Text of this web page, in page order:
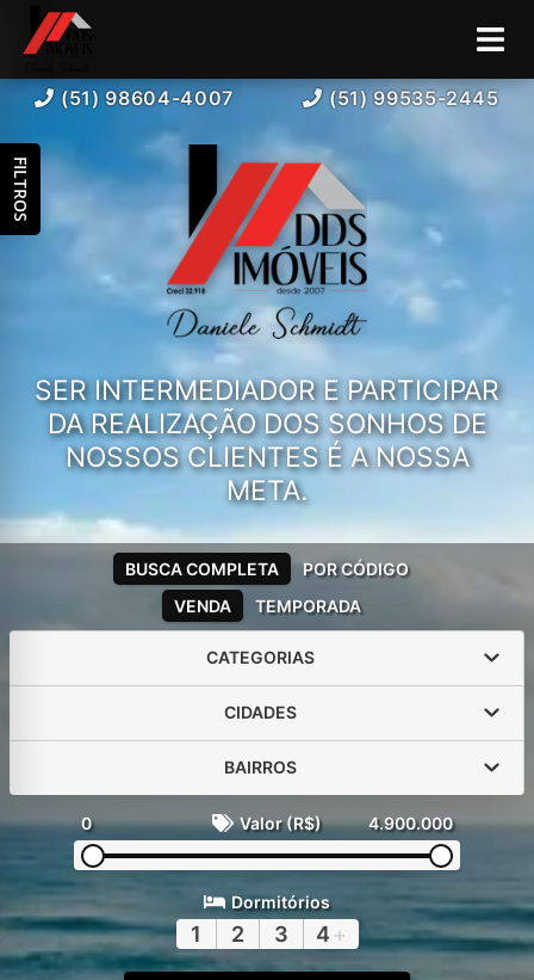
(51) 98604-4007 (51) 99535-2445
SER INTERMEDIADOR E PARTICIPAR
DA REALIZAÇÃO DOS SONHOS DE
NOSSOS CLIENTES É A NOSSA
META.
VENDA TEMPORADA
BUSCA COMPLETA POR CÓDIGO
CATEGORIAS
CIDADES
BAIRROS
0 Valor (R$) 4.900.000
Dormitórios
1 2 3 4 +
FILTROS